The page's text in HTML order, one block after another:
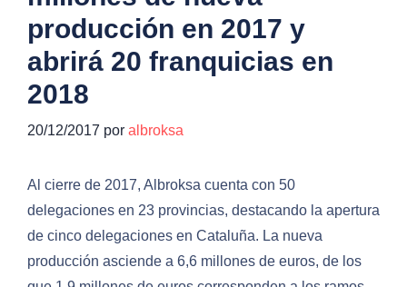
producción en 2017 y
abrirá 20 franquicias en
2018
20/12/2017 por albroksa
Al cierre de 2017, Albroksa cuenta con 50
delegaciones en 23 provincias, destacando la apertura
de cinco delegaciones en Cataluña. La nueva
producción asciende a 6,6 millones de euros, de los